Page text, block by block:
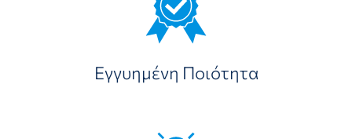
Εγγυημένη Ποιότητα